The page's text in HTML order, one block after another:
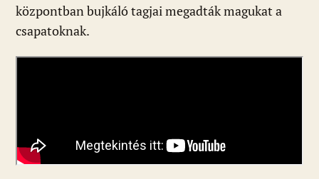
központban bujkáló tagjai megadták magukat a
csapatoknak.